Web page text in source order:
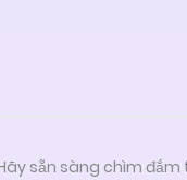
sẵn sàng chìm đắm